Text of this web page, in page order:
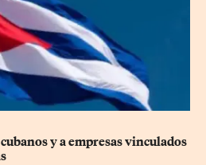
y a empresas vinculados